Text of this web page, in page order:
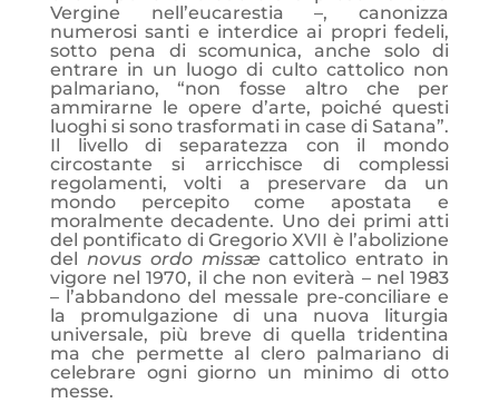
Vergine nell’eucarestia –, canonizza
numerosi santi e interdice ai propri fedeli,
sotto pena di scomunica, anche solo di
entrare in un luogo di culto cattolico non
palmariano, “non fosse altro che per
ammirarne le opere d’arte, poiché questi
luoghi si sono trasformati in case di Satana”.
Il livello di separatezza con il mondo
circostante si arricchisce di complessi
regolamenti, volti a preservare da un
mondo percepito come apostata e
moralmente decadente. Uno dei primi atti
del pontificato di Gregorio XVII è l’abolizione
del novus ordo missæcattolico entrato in
vigore nel 1970, il che non eviterà – nel 1983
– l’abbandono del messale pre-conciliare e
la promulgazione di una nuova liturgia
universale, più breve di quella tridentina
ma che permette al clero palmariano di
celebrare ogni giorno un minimo di otto
messe.